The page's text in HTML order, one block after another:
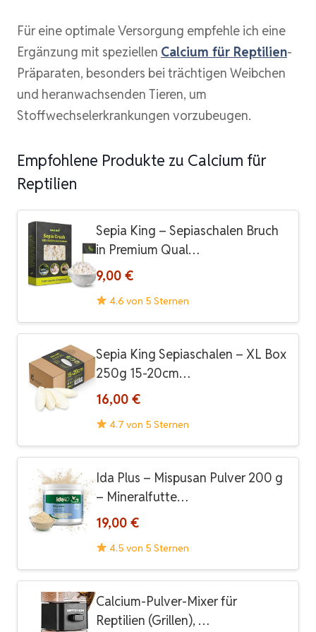
Für eine optimale Versorgung empfehle ich eine
Ergänzung mit speziellen Calcium für Reptilien-
Präparaten, besonders bei trächtigen Weibchen
und heranwachsenden Tieren, um
Stoffwechselerkrankungen vorzubeugen.
Empfohlene Produkte zu Calcium für
Reptilien
Sepia King – Sepiaschalen Bruch
in Premium Qual…
9,00 €
4.6 von 5 Sternen
Sepia King Sepiaschalen – XL Box
250g 15-20cm…
16,00 €
4.7 von 5 Sternen
Ida Plus – Mispusan Pulver 200 g
– Mineralfutte…
19,00 €
4.5 von 5 Sternen
Calcium-Pulver-Mixer für
Reptilien (Grillen), …